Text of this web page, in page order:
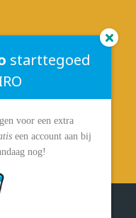
starttegoed
voor een extra
een account aan bij
nog!